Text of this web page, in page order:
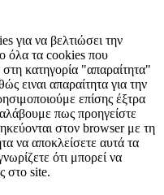
για να βελτιώσει την
όλα τα cookies που
κατηγορία "απαραίτητα"
ειναι απαραίτητα για την
επίσης έξτρα
πως προηγείστε
στον browser με τη
να αποκλείσετε αυτά τα
ότι μπορεί να
στο site.